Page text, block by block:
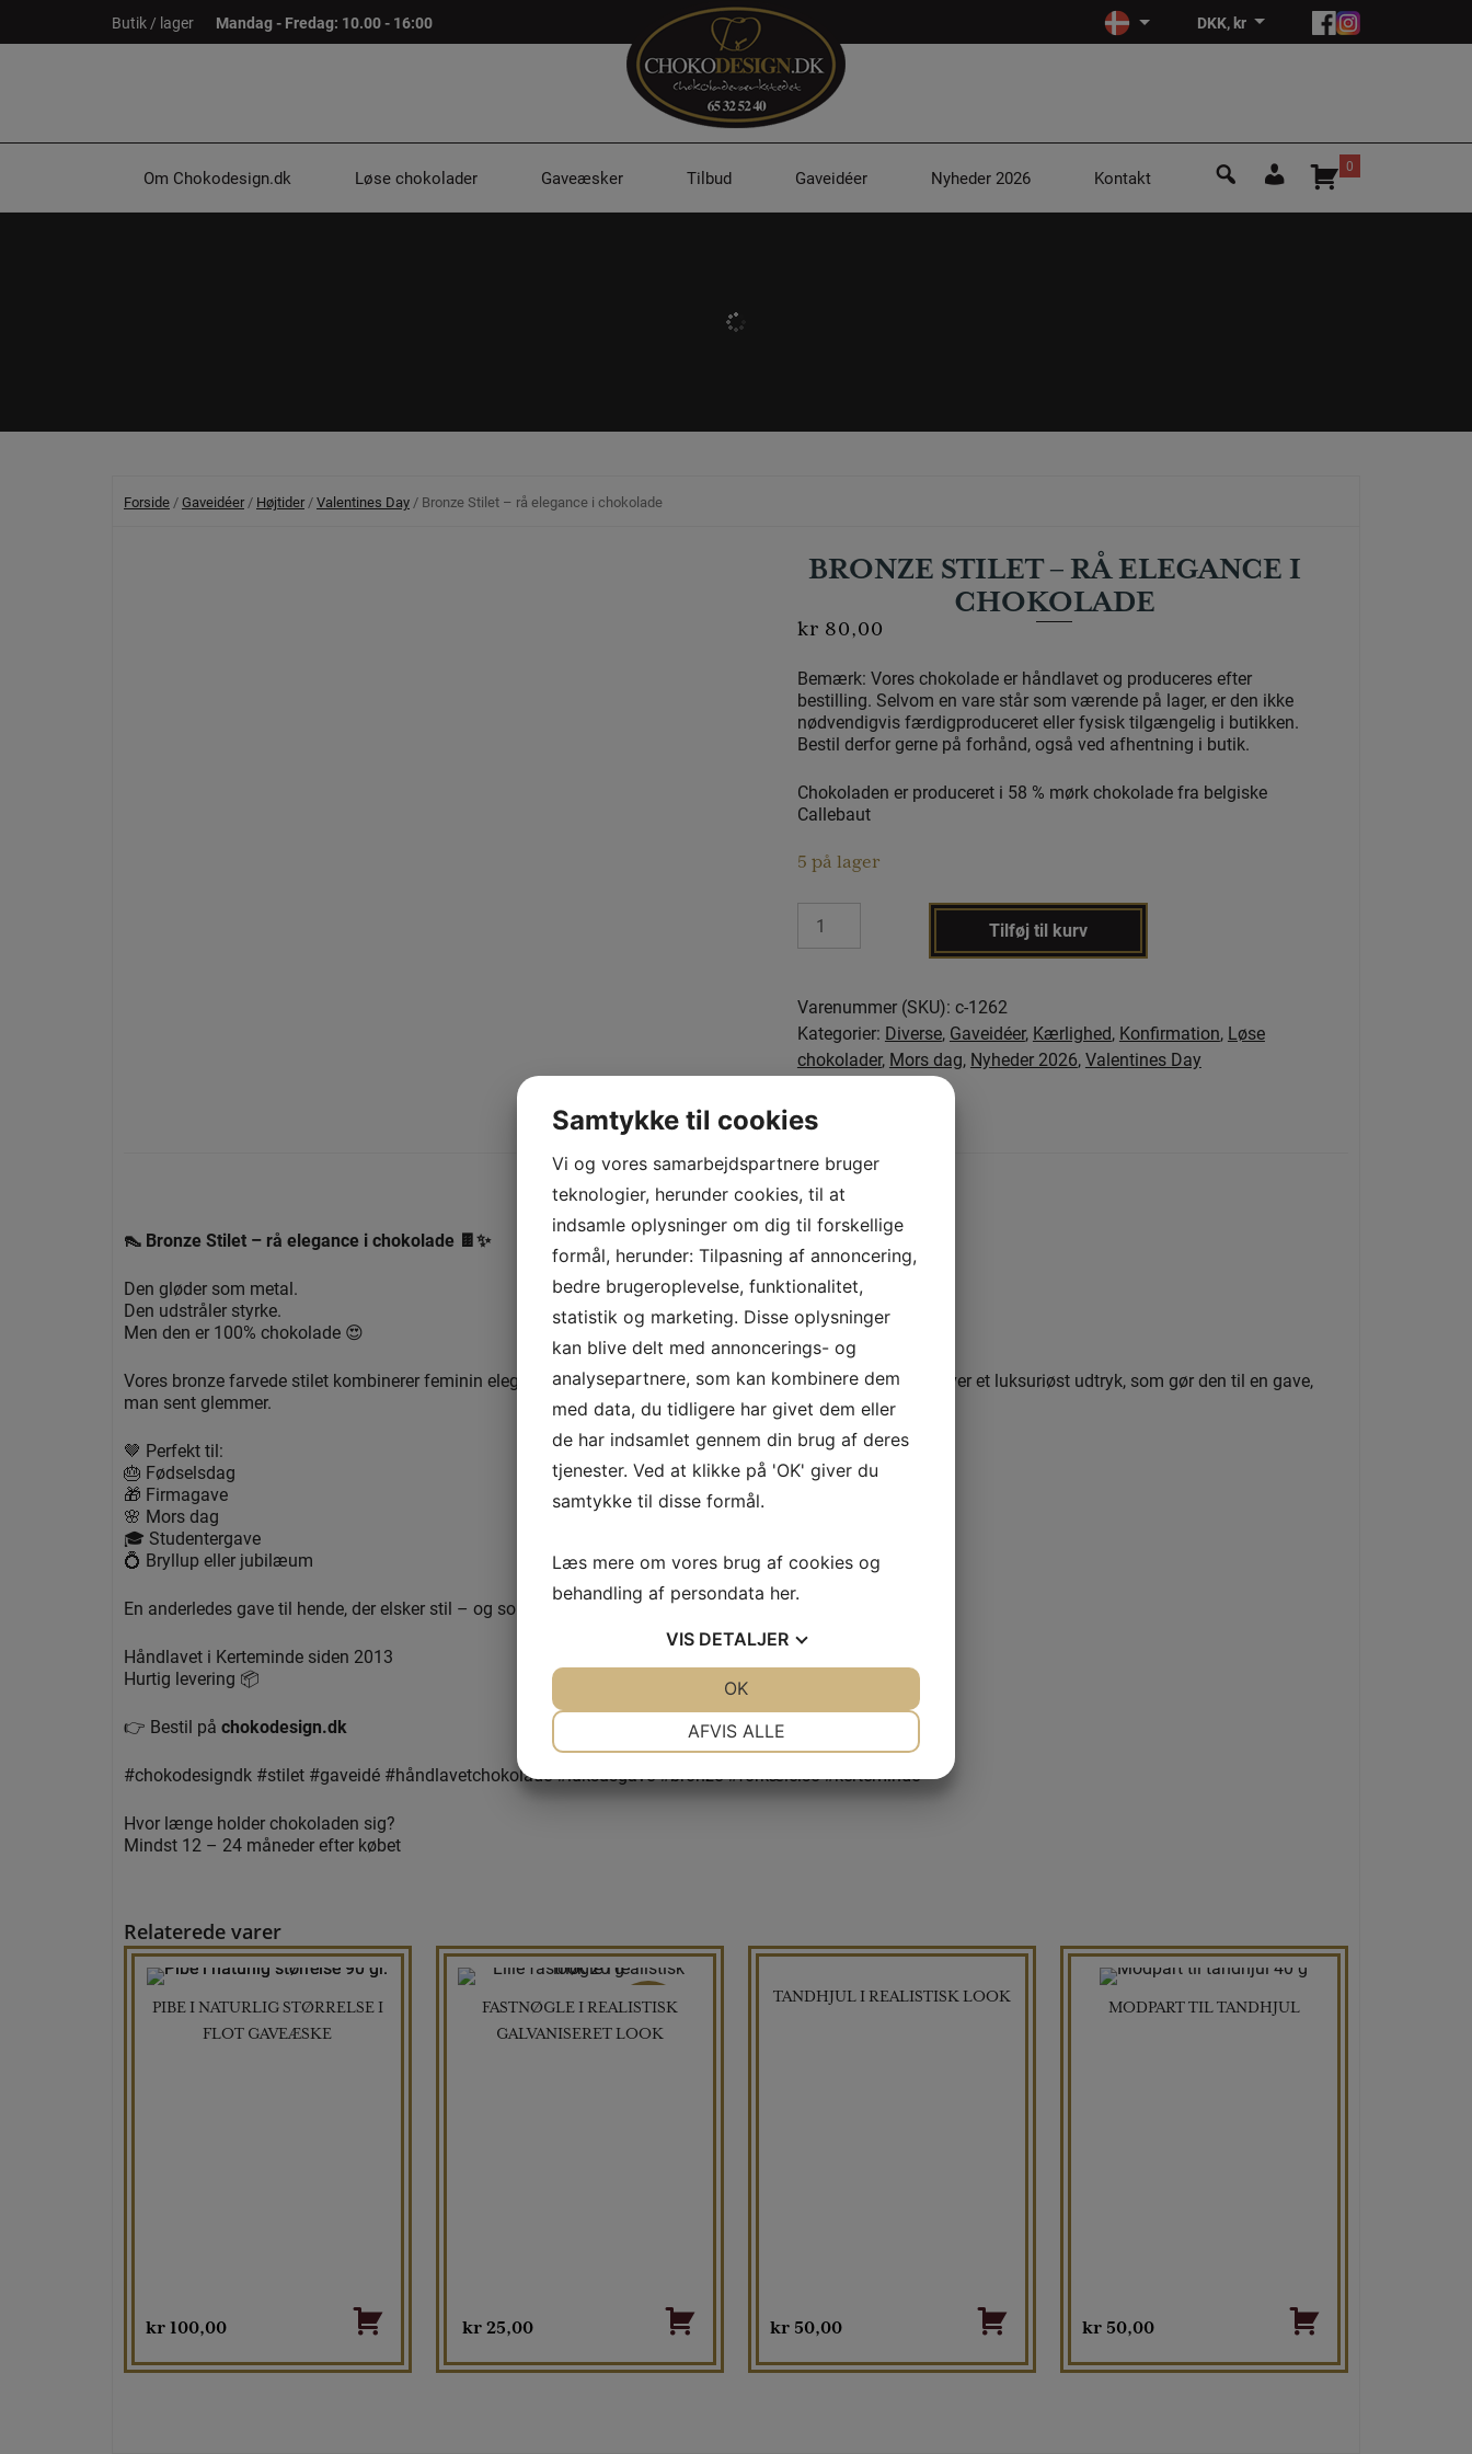
til
Butik / lager Mandag - Fredag: 10.00 - 16:00 DKK, kr
Søg
0
Om Chokodesign.dk Løse chokolader Gaveæsker Tilbud Gaveidéer Nyheder 2026 Kontakt
Forside /Gaveidéer / Højtider /Valentines Day / Bronze Stilet – rå elegance i chokolade
BRONZE STILET – RÅ ELEGANCE I
CHOKOLADE
kr 80,00
Bemærk: Vores chokolade er håndlavet og produceres efter
bestilling. Selvom en vare står som værende på lager, er den ikke
nødvendigvis færdigproduceret eller fysisk tilgængelig i butikken.
Bestil derfor gerne på forhånd, også ved afhentning i butik.
Chokoladen er produceret i 58 % mørk chokolade fra belgiske
Callebaut
5 på lager
Bronze
elegance
i
chokolade
Tilføj til kurv
Varenummer (SKU): c-1262
Kategorier: Diverse, Gaveidéer, Kærlighed, Konfirmation, Løse
chokolader, Mors dag, Nyheder 2026,Valentines Day
Beskrivelse
BESKRIVELSE
👠 Bronze Stilet – rå elegance i chokolade 🍫✨
Den gløder som metal.
Den udstråler styrke.
Men den er 100% chokolade 😍
Vores bronze farvede stilet kombinerer feminin elegance med et råt, eksklusivt look. Den metalliske finish giver et luksuriøst udtryk, som gør den til en gave,
man sent glemmer.
🤎 Perfekt til:
🎂 Fødselsdag
🎁 Firmagave
🌸 Mors dag
🎓 Studentergave
💍 Bryllup eller jubilæum
En anderledes gave til hende, der elsker stil – og som fortjener noget helt særligt ✨
Håndlavet i Kerteminde siden 2013
Hurtig levering 📦
👉 Bestil på chokodesign.dk
#chokodesigndk #stilet #gaveidé #håndlavetchokolade #luksusgave #bronze #forkælelse #kerteminde
Hvor længe holder chokoladen sig?
Mindst 12 – 24 måneder efter købet
Relaterede varer
PIBE I NATURLIG STØRRELSE I
FLOT GAVEÆSKE
kr 100,00
TILBUD
FASTNØGLE I REALISTISK
GALVANISERET LOOK
kr 25,00
TANDHJUL I REALISTISK LOOK
kr 50,00
MODPART TIL TANDHJUL
kr 50,00
Samtykke til cookies
Vi og vores samarbejdspartnere bruger
teknologier, herunder cookies, til at
indsamle oplysninger om dig til forskellige
formål, herunder: Tilpasning af annoncering,
bedre brugeroplevelse, funktionalitet,
statistik og marketing. Disse oplysninger
kan blive delt med annoncerings- og
analysepartnere, som kan kombinere dem
med data, du tidligere har givet dem eller
de har indsamlet gennem din brug af deres
tjenester. Ved at klikke på 'OK' giver du
samtykke til disse formål.
Læs mere om vores brug af cookies og
behandling af persondata her.
VIS DETALJER
AFVIS ALLE
OK